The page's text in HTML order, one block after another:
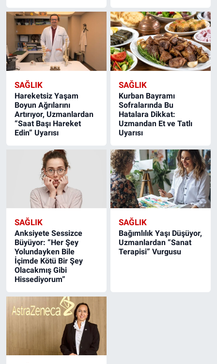
SAĞLIK
Hareketsiz Yaşam
Boyun Ağrılarını
Artırıyor, Uzmanlardan
“Saat Başı Hareket
Edin” Uyarısı
SAĞLIK
Kurban Bayramı
Sofralarında Bu
Hatalara Dikkat:
Uzmandan Et ve Tatlı
Uyarısı
SAĞLIK
Anksiyete Sessizce
Büyüyor: “Her Şey
Yolundayken Bile
İçimde Kötü Bir Şey
Olacakmış Gibi
Hissediyorum”
SAĞLIK
Bağımlılık Yaşı Düşüyor,
Uzmanlardan “Sanat
Terapisi” Vurgusu